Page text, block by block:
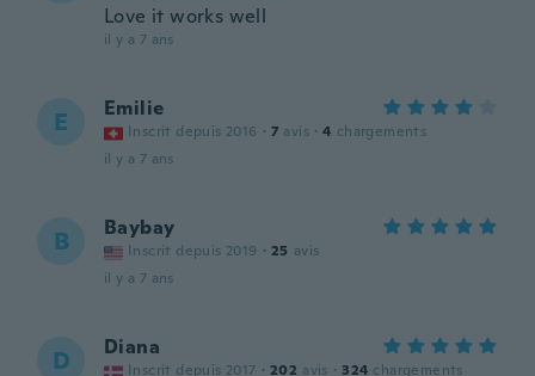
Love it works well
il y a 7 ans
E Emilie
Inscrit depuis 2016 · 7 avis · 4 chargements
il y a 7 ans
B Baybay
Inscrit depuis 2019 · 25 avis
il y a 7 ans
D Diana
Inscrit depuis 2017 · 202 avis · 324 chargements